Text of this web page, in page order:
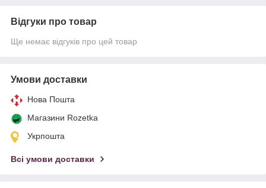
Відгуки про товар
Ще немає відгуків про цей товар
Умови доставки
Нова Пошта
Магазини Rozetka
Укрпошта
Всі умови доставки